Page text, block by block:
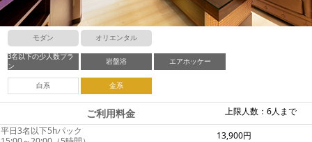
モダン オリエンタル
3名以下の少人数プラ
ン
岩盤浴 エアホッケー
白系 金系
上限人数：6人まで
ご利用料金
平日3名以下5hパック
13,900円